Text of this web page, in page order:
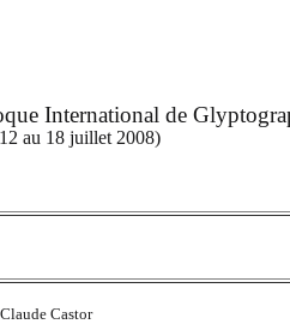
International de
au 18 juillet 2008)
Castor